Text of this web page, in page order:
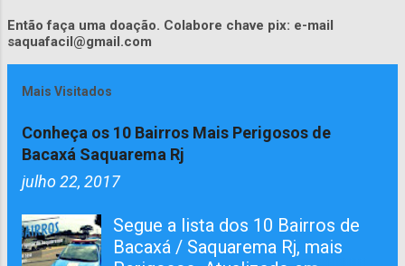
Então faça uma doação. Colabore chave pix: e-mail
saquafacil@gmail.com
Mais Visitados
Conheça os 10 Bairros Mais Perigosos de
Bacaxá Saquarema Rj
julho 22, 2017
Segue a lista dos 10 Bairros de
Bacaxá / Saquarema Rj, mais